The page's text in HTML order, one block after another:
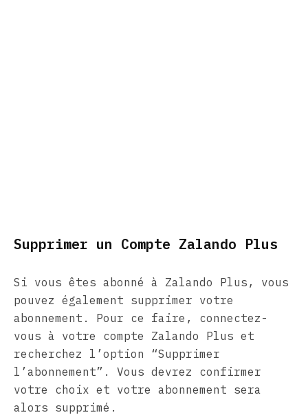
Supprimer un Compte Zalando Plus
Si vous êtes abonné à Zalando Plus, vous
pouvez également supprimer votre
abonnement. Pour ce faire, connectez-
vous à votre compte Zalando Plus et
recherchez l’option “Supprimer
l’abonnement”. Vous devrez confirmer
votre choix et votre abonnement sera
alors supprimé.